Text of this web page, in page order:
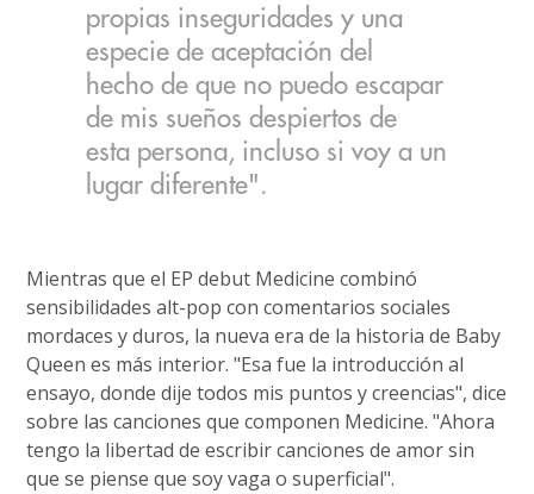
propias inseguridades y una
especie de aceptación del
hecho de que no puedo escapar
de mis sueños despiertos de
esta persona, incluso si voy a un
lugar diferente".
Mientras que el EP debut Medicine combinó
sensibilidades alt-pop con comentarios sociales
mordaces y duros, la nueva era de la historia de Baby
Queen es más interior. "Esa fue la introducción al
ensayo, donde dije todos mis puntos y creencias", dice
sobre las canciones que componen Medicine. "Ahora
tengo la libertad de escribir canciones de amor sin
que se piense que soy vaga o superficial".